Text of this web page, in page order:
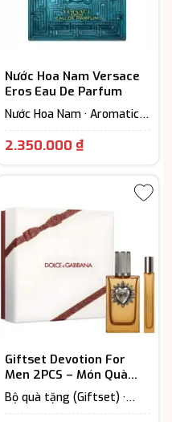
Nước Hoa Nam Versace
Eros Eau De Parfum
Nước Hoa Nam · Aromatic –
- Parfum (Lưu hương trên
2.350.000 ₫Giá
là:
Giftset Devotion For
Men 2PCS – Món Quà
Lịch Lãm Dành Cho Quý
Ông
Bộ quà tặng (Giftset) ·